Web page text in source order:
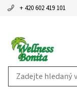
+ 420 602 419 101